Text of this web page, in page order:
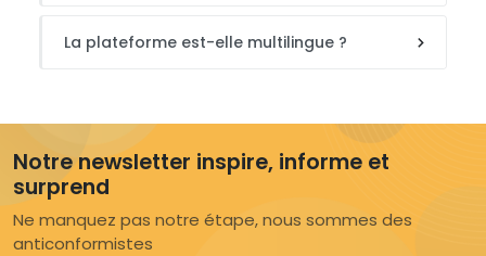
La plateforme est-elle multilingue ?
Notre newsletter inspire, informe et
surprend
Ne manquez pas notre étape, nous sommes des
anticonformistes